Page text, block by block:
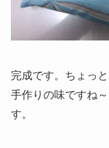
完成です。ちょっ
手作りの味ですね
す。